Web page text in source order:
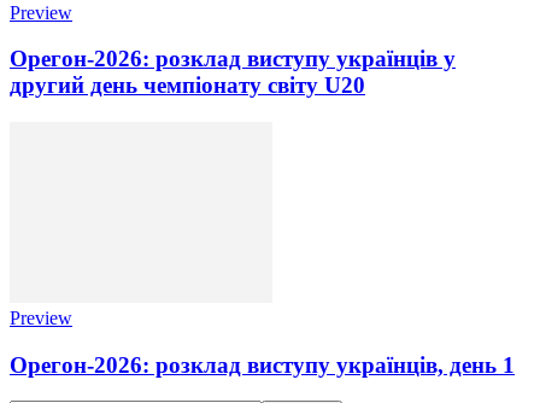
Preview
Орегон-2026: розклад виступу українців у
другий день чемпіонату світу U20
Preview
Орегон-2026: розклад виступу українців, день 1